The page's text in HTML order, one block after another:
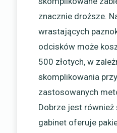
znacznie droższe.
wrastających
odcisków może
500 złotych, w
skomplikowania
zastosowanych
Dobrze jest również
gabinet oferuje